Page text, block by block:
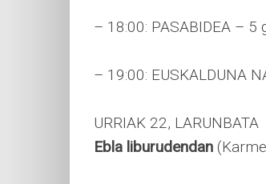
– 18:00: PASABIDEA –
– 19:00: EUSKALDUNA
URRIAK 22, LARUNBATA
Ebla liburudendan